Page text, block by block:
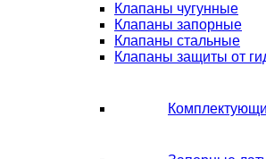
Клапаны чугунные
Клапаны запорные
Клапаны стальные
Клапаны защиты от